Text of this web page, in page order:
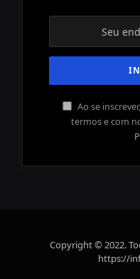
Ao se
termos e com
Copyright © 2022.
https://